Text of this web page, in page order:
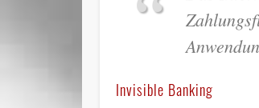
Invisible Banking